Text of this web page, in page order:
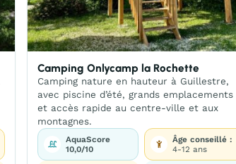
Camping Onlycamp la Rochette
Camping nature en hauteur à Guillestre,
avec piscine d’été, grands emplacements
et accès rapide au centre-ville et aux
montagnes.
AquaScore
10,0/10
Âge conseillé :
4-12 ans